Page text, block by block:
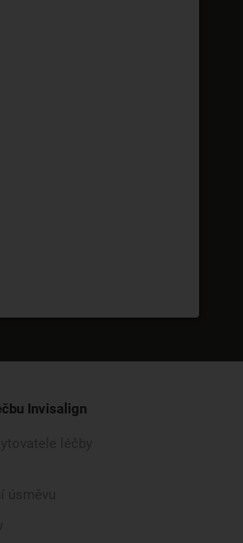
Invisalign